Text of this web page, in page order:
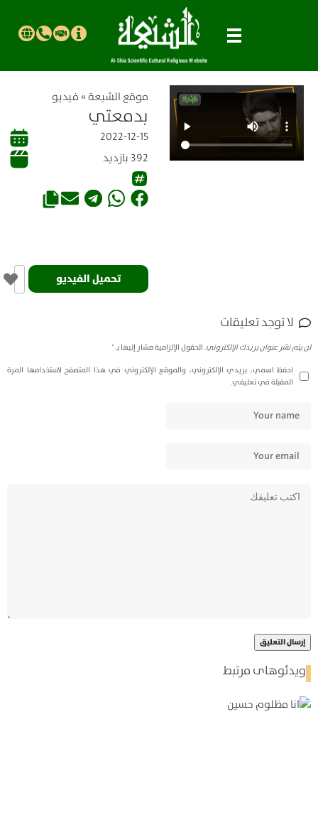
موقع الشیعة» فيديو
بدمعتي
2022-12-15
392 بازدید
تحميل الفيديو
لا توجد تعليقات
لن يتم نشر عنوان بريدك الإلكتروني.الحقول الإلزامية مشار إليها بـ*
احفظ اسمي، بريدي الإلكتروني، والموقع الإلكتروني في هذا المتصفح لاستخدامها المرة
المقبلة في تعليقي.
ویدئوهای مرتبط